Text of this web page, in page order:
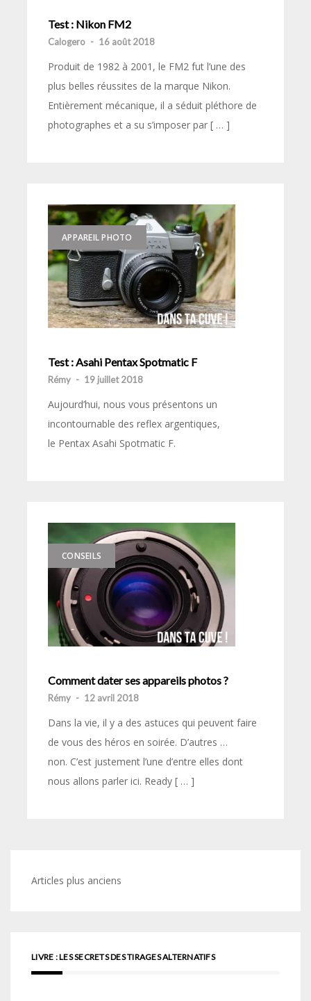
Test : Nikon FM2
Calogero - 16 août 2018
Produit de 1982 à 2001, le FM2 fut l’une des
plus belles réussites de la marque Nikon.
Entièrement mécanique, il a séduit pléthore de
photographes et a su s’imposer par [ … ]
APPAREIL PHOTO
Test : Asahi Pentax Spotmatic F
Rémy - 19 juillet 2018
Aujourd’hui, nous vous présentons un
incontournable des reflex argentiques,
le Pentax Asahi Spotmatic F.
CONSEILS
Comment dater ses appareils photos ?
Rémy - 12 avril 2018
Dans la vie, il y a des astuces qui peuvent faire
de vous des héros en soirée. D’autres …
non. C’est justement l’une d’entre elles dont
nous allons parler ici. Ready [ … ]
Navigation
Articles plus anciens
LIVRE : LES SECRETS DES TIRAGES ALTERNATIFS